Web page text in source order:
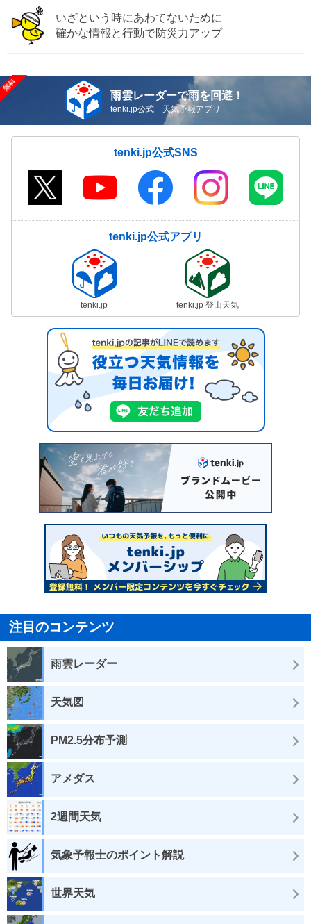
いざという時にあわてないために
確かな情報と行動で防災力アップ
雨雲レーダーで雨を回避！
tenki.jp公式 天気予報アプリ
tenki.jp公式SNS
tenki.jp公式アプリ
tenki.jp tenki.jp 登山天気
注目のコンテンツ
雨雲レーダー
天気図
PM2.5分布予測
アメダス
2週間天気
気象予報士のポイント解説
世界天気